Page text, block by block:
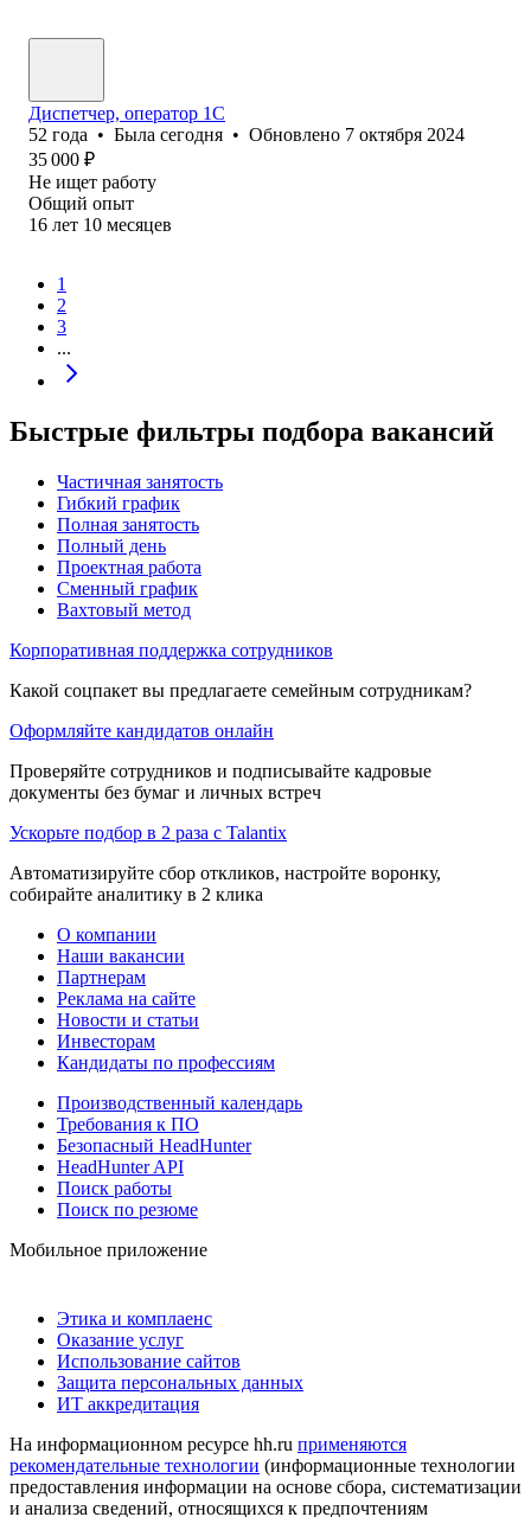
Диспетчер, оператор 1С
52 года • Была сегодня • Обновлено 7 октября 2024
35 000 ₽
Не ищет работу
Общий опыт
16 лет 10 месяцев
1
2
3
...
Быстрые фильтры подбора вакансий
Частичная занятость
Гибкий график
Полная занятость
Полный день
Проектная работа
Сменный график
Вахтовый метод
Корпоративная поддержка сотрудников
Какой соцпакет вы предлагаете семейным сотрудникам?
Оформляйте кандидатов онлайн
Проверяйте сотрудников и подписывайте кадровые
документы без бумаг и личных встреч
Ускорьте подбор в 2 раза с Talantix
Автоматизируйте сбор откликов, настройте воронку,
собирайте аналитику в 2 клика
О компании
Наши вакансии
Партнерам
Реклама на сайте
Новости и статьи
Инвесторам
Кандидаты по профессиям
Производственный календарь
Требования к ПО
Безопасный HeadHunter
HeadHunter API
Поиск работы
Поиск по резюме
Мобильное приложение
Этика и комплаенс
Оказание услуг
Использование сайтов
Защита персональных данных
ИТ аккредитация
На информационном ресурсе hh.ru применяются
рекомендательные технологии (информационные технологии
предоставления информации на основе сбора, систематизации
и анализа сведений, относящихся к предпочтениям